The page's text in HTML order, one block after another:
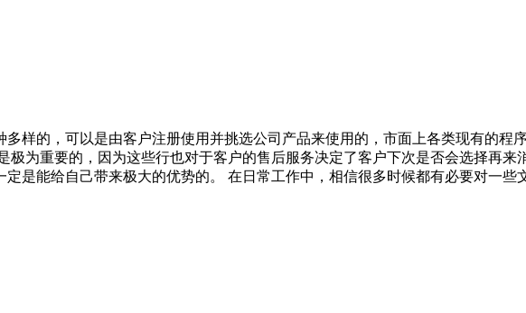
样的，可以是由客户注册使用并挑选公司产品来使用的，市面上各类现有的程
为重要的，因为这些行也对于客户的售后服务决定了客户下次是否会选择再来
是能给自己带来极大的优势的。 在日常工作中，相信很多时候都有必要对一些